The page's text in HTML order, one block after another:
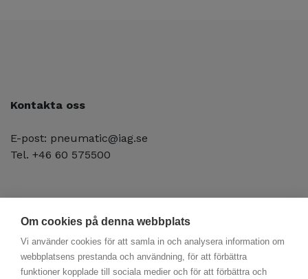
Om cookies på denna webbplats
Vi använder cookies för att samla in och analysera information om
webbplatsens prestanda och användning, för att förbättra
funktioner kopplade till sociala medier och för att förbättra och
Kontakta oss
E-post: pneumatic@iag.se
Tel. +46 60 575500